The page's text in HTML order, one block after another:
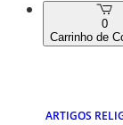
0
Carrinho de
ARTIGOS